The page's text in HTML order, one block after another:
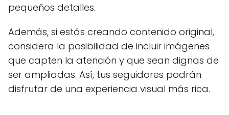
pequeños detalles.
Además, si estás creando contenido original,
considera la posibilidad de incluir imágenes
que capten la atención y que sean dignas de
ser ampliadas. Así, tus seguidores podrán
disfrutar de una experiencia visual más rica.